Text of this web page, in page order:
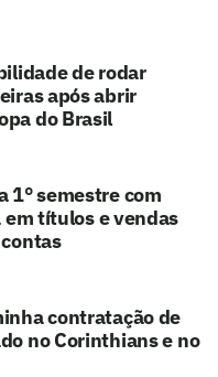
de rodar
após abrir
do Brasil
1° semestre com
títulos e vendas
contratação de
no Corinthians e no